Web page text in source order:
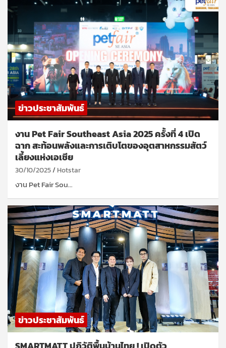
ข่าวประชาสัมพันธ์
งาน Pet Fair Southeast Asia 2025 ครั้งที่ 4 เปิด
ฉาก สะท้อนพลังและการเติบโตของอุตสาหกรรมสัตว์
เลี้ยงแห่งเอเชีย
30/10/2025 Hotstar
งาน Pet Fair Sou…
ข่าวประชาสัมพันธ์